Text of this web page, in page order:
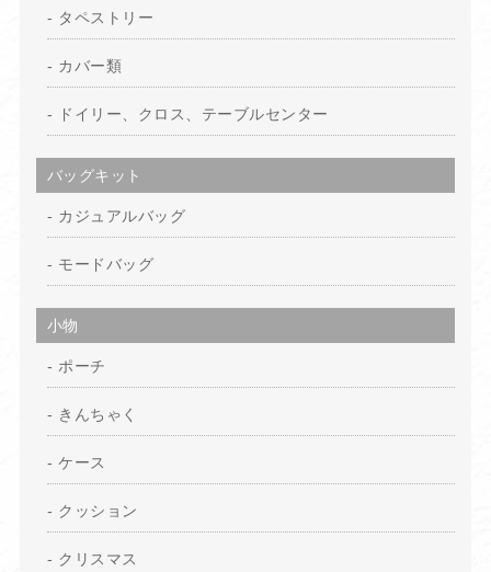
タペストリー
カバー類
ドイリー、クロス、テーブルセンター
バッグキット
カジュアルバッグ
モードバッグ
小物
ポーチ
きんちゃく
ケース
クッション
クリスマス